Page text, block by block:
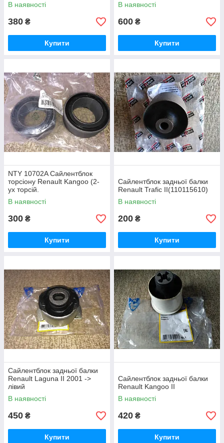
В наявності
380 ₴
Купити
В наявності
600 ₴
Купити
NTY 10702A Сайлентблок
торсіону Renault Kangoo (2-
ух торсій.
В наявності
300 ₴
Купити
Сайлентблок задньої балки
Renault Trafic II(110115610)
В наявності
200 ₴
Купити
Сайлентблок задньої балки
Renault Laguna II 2001 ->
лівий
В наявності
450 ₴
Купити
Сайлентблок задньої балки
Renault Kangoo II
В наявності
420 ₴
Купити